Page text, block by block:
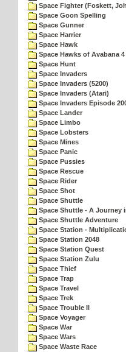
Space Fighter (Foskett,
Space Goon Spelling
Space Gunner
Space Harrier
Space Hawk
Space Hawks of Avabana 4
Space Hunt
Space Invaders
Space Invaders (5200)
Space Invaders (Atari)
Space Invaders Episode
Space Lander
Space Limbo
Space Lobsters
Space Mines
Space Panic
Space Pussies
Space Rescue
Space Rider
Space Shot
Space Shuttle
Space Shuttle - A Journey
Space Shuttle Adventure
Space Station -
Space Station 2048
Space Station Quest
Space Station Zulu
Space Thief
Space Trap
Space Travel
Space Trek
Space Trouble II
Space Voyager
Space War
Space Wars
Space Waste Race